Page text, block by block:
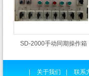
SD-2000手动同期操作箱
关于我们 联系